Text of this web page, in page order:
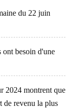
du 22 juin
ont besoin d'une
2024 montrent que
de revenu la plus